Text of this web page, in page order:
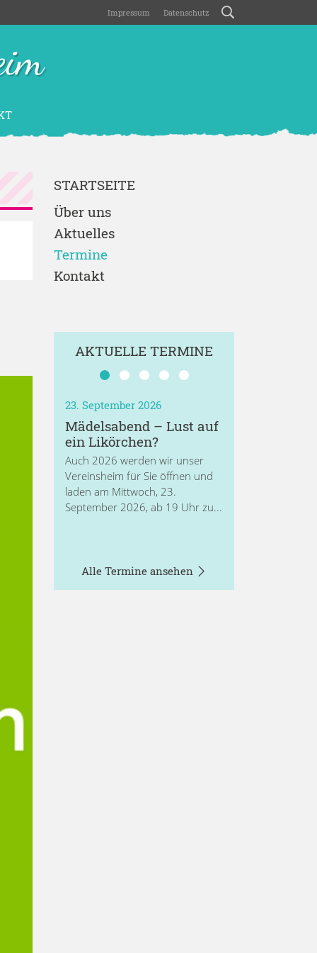
Impressum Datenschutz
STARTSEITE
Über uns
Aktuelles
Termine
Kontakt
AKTUELLE TERMINE
23. September 2026
Mädelsabend – Lust auf
ein Likörchen?
Auch 2026 werden wir unser
Vereinsheim für Sie öffnen und
laden am Mittwoch, 23.
September 2026, ab 19 Uhr zu...
Alle Termine ansehen